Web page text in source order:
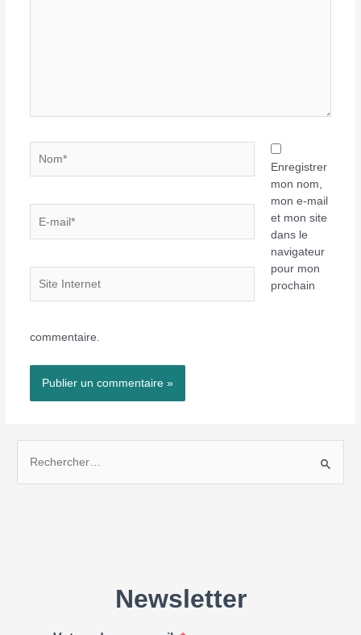
mail*
Internet
Enregistrer
mon nom,
mon e-mail
et mon site
dans le
navigateur
pour mon
prochain
commentaire.